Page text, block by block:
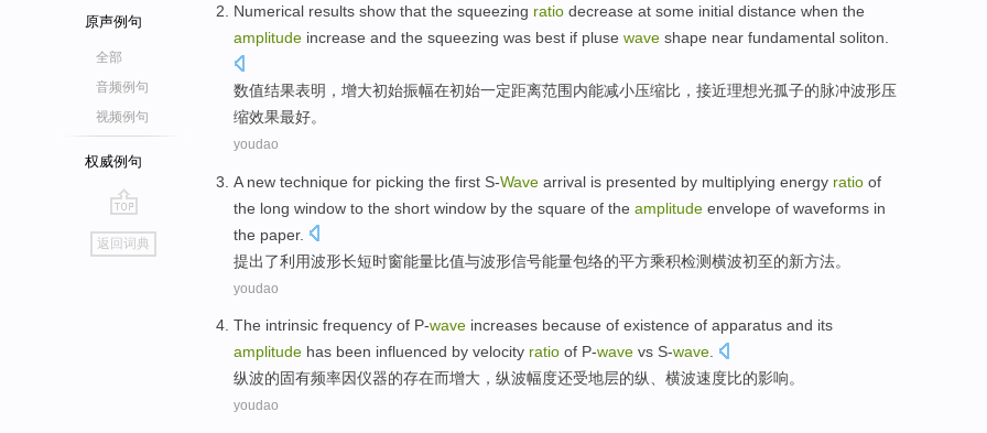
原声例句
全部
音频例句
视频例句
权威例句
go
top
返回词典
Numerical results show that the squeezing ratio decrease at some initial distance when the
amplitude increase and the squeezing was best if pluse wave shape near fundamental soliton
数值结果表明 ， 增大初始振幅在初始一定距离范围内能减小压缩比 ， 接近理想光孤子的脉冲波形压
缩效果最好。
youdao
A new technique for picking the first S-Wave arrival is presented by multiplying energy ratio of
the long window to the short window by the square of the amplitude envelope of waveforms in
the paper.
提出了利用波形长短时窗能量比值与波形信号能量包络的平方乘积检测横波初至的新方法。
youdao
The intrinsic frequency of P-wave increases because of existence of apparatus and its
amplitude has been influenced by velocity ratio of P-wave vs S-wave.
纵波的固有频率因仪器的存在而增大 ，纵波幅度还受地层的纵、 横波速度比的影响。
youdao